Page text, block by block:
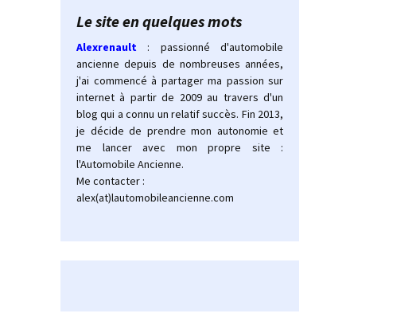
Le site en quelques mots
Alexrenault
: passionné d'automobile
ancienne depuis de nombreuses années,
j'ai commencé à partager ma passion sur
internet à partir de 2009 au travers d'un
blog qui a connu un relatif succès. Fin 2013,
je décide de prendre mon autonomie et
me lancer avec mon propre site :
l'Automobile Ancienne.
Me contacter :
alex(at)lautomobileancienne.com